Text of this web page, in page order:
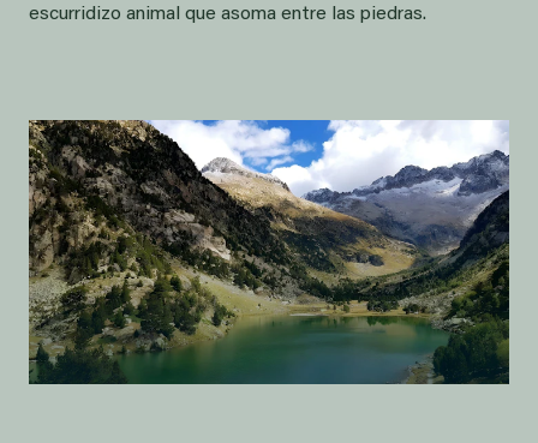
escurridizo animal que asoma entre las piedras.